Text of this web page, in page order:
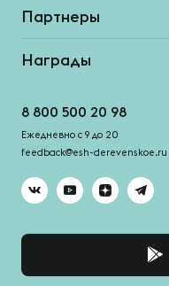
Партнеры
Награды
8 800 500 20 98
Ежедневно с 9 до 20
feedback@esh-derevenskoe.ru